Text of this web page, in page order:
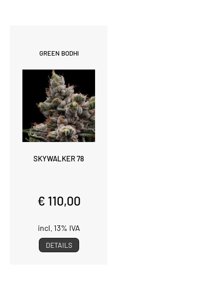
GREEN BODHI
SKYWALKER 78
€ 110,00
incl. 13% IVA
DETAILS